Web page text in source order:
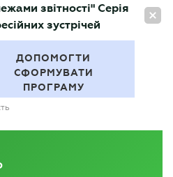
RU
звітності" Серія
зустрічей
ДОПОМОГТИ
СФОРМУВАТИ
ПРОГРАМУ